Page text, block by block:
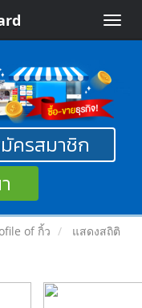
Toggle
ครสมาชิก
of กิ้ว แสดงสถิติ